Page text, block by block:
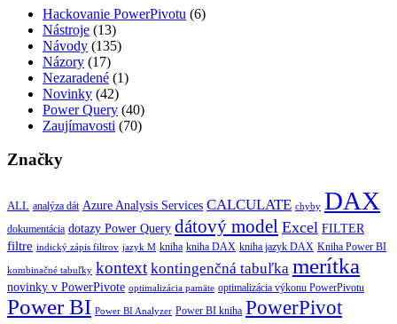
Hackovanie PowerPivotu (6)
Nástroje (13)
Návody (135)
Názory (17)
Nezaradené (1)
Novinky (42)
Power Query (40)
Zaujímavosti (70)
Značky
ALL analýza dát Azure Analysis Services CALCULATE chyby DAX
dokumentácia dotazy Power Query dátový model Excel FILTER
filtre indický zápis filtrov jazyk M kniha kniha DAX kniha jazyk DAX Kniha Power BI
kombinačné tabuľky kontext kontingenčná tabuľka merítka
novinky v PowerPivote optimalizácia pamäte optimalizácia výkonu PowerPivotu
Power BI Power BI Analyzer Power BI kniha PowerPivot